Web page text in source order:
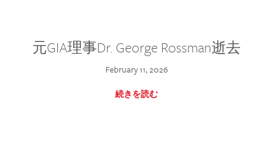
元GIA理事Dr. George Rossman逝去
February 11, 2026
続きを読む